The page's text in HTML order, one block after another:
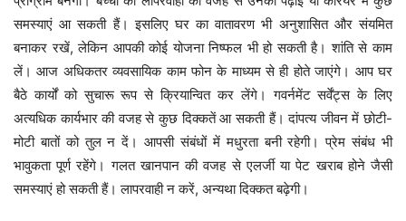
समस्याएं आ सकती हैं। इसलिए घर का वातावरण भी अनुशासित और संयमित
बनाकर रखें, लेकिन आपकी कोई योजना निष्फल भी हो सकती है। शांति से काम
लें। आज अधिकतर व्यवसायिक काम फोन के माध्यम से ही होते जाएंगे। आप घर
बैठे कार्यों को सुचारू रूप से क्रियान्वित कर लेंगे। गवर्नमेंट सर्वेंट्स के लिए
अत्यधिक कार्यभार की वजह से कुछ दिक्कतें आ सकती हैं। दांपत्य जीवन में छोटी-
मोटी बातों को तुल न दें। आपसी संबंधों में मधुरता बनी रहेगी। प्रेम संबंध भी
भावुकता पूर्ण रहेंगे। गलत खानपान की वजह से एलर्जी या पेट खराब होने जैसी
समस्याएं हो सकती हैं। लापरवाही न करें, अन्यथा दिक्कत बढ़ेगी।